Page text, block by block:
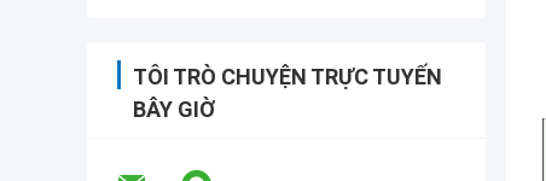
TÔI TRÒ CHUYỆN TRỰC TUYẾN
BÂY GIỜ